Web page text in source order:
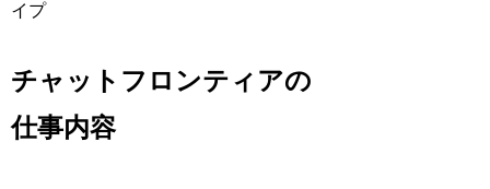
イプ
チャットフロンティアの
仕事内容